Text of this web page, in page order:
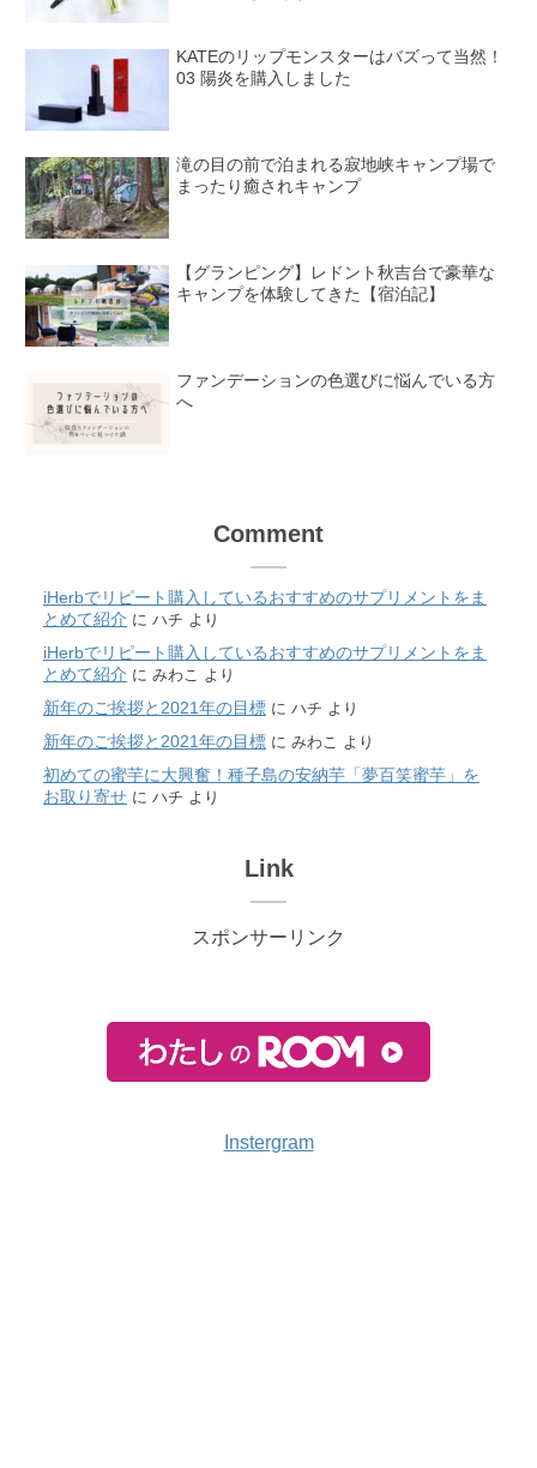
KATEのリップモンスターはバズって当然！
03 陽炎を購入しました
滝の目の前で泊まれる寂地峡キャンプ場で
まったり癒されキャンプ
【グランピング】レドント秋吉台で豪華な
キャンプを体験してきた【宿泊記】
ファンデーションの色選びに悩んでいる方
へ
Comment
iHerbでリピート購入しているおすすめのサプリメントをま
とめて紹介 に ハチ より
iHerbでリピート購入しているおすすめのサプリメントをま
とめて紹介 に みわこ より
新年のご挨拶と2021年の目標 に ハチ より
新年のご挨拶と2021年の目標 に みわこ より
初めての蜜芋に大興奮！種子島の安納芋「夢百笑蜜芋」を
お取り寄せ に ハチ より
Link
スポンサーリンク
Instergram